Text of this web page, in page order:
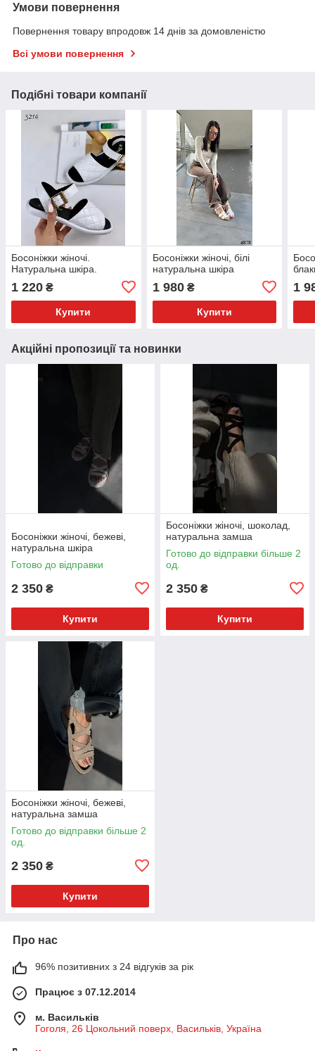
Умови повернення
Повернення товару впродовж 14 днів за домовленістю
Всі умови повернення
Подібні товари компанії
Босоніжки жіночі.
Натуральна шкіра.
1 220 ₴
Купити
Босоніжки жіночі, білі
натуральна шкіра
1 980₴
Купити
1
Акційні пропозиції та новинки
Босоніжки жіночі, бежеві,
натуральна шкіра
Готово до відправки
2 350 ₴
Купити
Босоніжки жіночі, шоколад,
натуральна замша
Готово до відправки більше 2
од.
2 350 ₴
Купити
Босоніжки жіночі, бежеві,
натуральна замша
Готово до відправки більше 2
од.
2 350 ₴
Купити
Про нас
96% позитивних з 24 відгуків за рік
Працює з 07.12.2014
м. Васильків
Гоголя, 26 Цокольний поверх, Васильків, Україна